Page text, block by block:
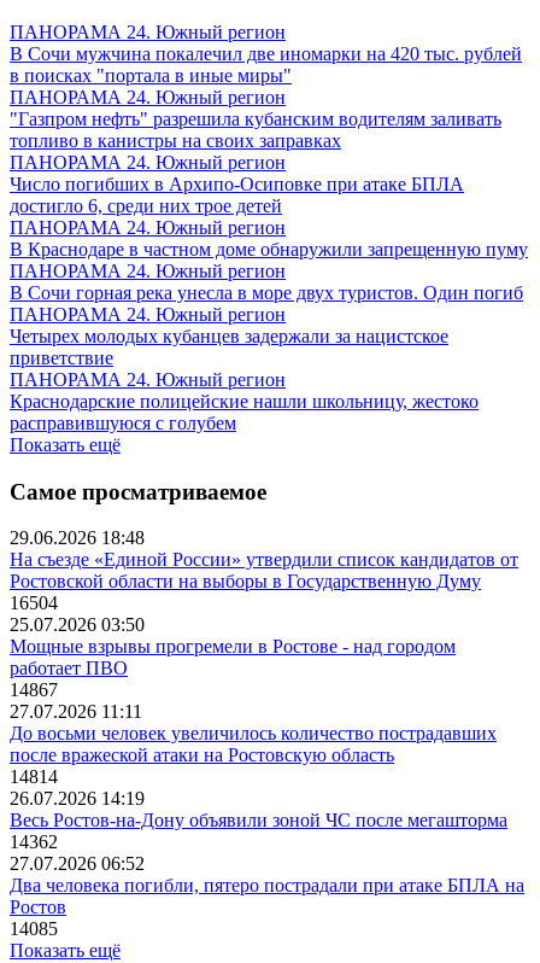
ПАНОРАМА 24. Южный регион
В Сочи мужчина покалечил две иномарки на 420 тыс. рублей
в поисках "портала в иные миры"
ПАНОРАМА 24. Южный регион
"Газпром нефть" разрешила кубанским водителям заливать
топливо в канистры на своих заправках
ПАНОРАМА 24. Южный регион
Число погибших в Архипо-Осиповке при атаке БПЛА
достигло 6, среди них трое детей
ПАНОРАМА 24. Южный регион
В Краснодаре в частном доме обнаружили запрещенную пуму
ПАНОРАМА 24. Южный регион
В Сочи горная река унесла в море двух туристов. Один погиб
ПАНОРАМА 24. Южный регион
Четырех молодых кубанцев задержали за нацистское
приветствие
ПАНОРАМА 24. Южный регион
Краснодарские полицейские нашли школьницу, жестоко
расправившуюся с голубем
Показать ещё
Самое просматриваемое
29.06.2026 18:48
На съезде «Единой России» утвердили список кандидатов от
Ростовской области на выборы в Государственную Думу
16504
25.07.2026 03:50
Мощные взрывы прогремели в Ростове - над городом
работает ПВО
14867
27.07.2026 11:11
До восьми человек увеличилось количество пострадавших
после вражеской атаки на Ростовскую область
14814
26.07.2026 14:19
Весь Ростов-на-Дону объявили зоной ЧС после мегашторма
14362
27.07.2026 06:52
Два человека погибли, пятеро пострадали при атаке БПЛА на
Ростов
14085
Показать ещё